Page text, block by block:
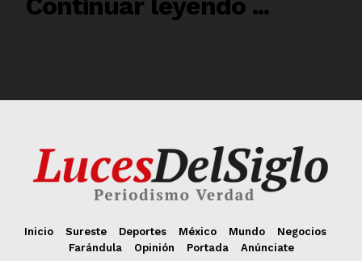
Inicio Sureste Deportes México Mundo
Negocios
Farándula
Opinión Portada Anúnciate